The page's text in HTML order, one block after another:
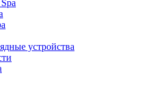
устройства